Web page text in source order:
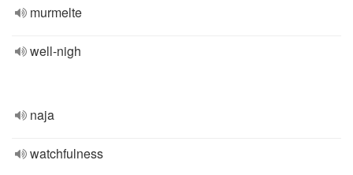
murmelte
well-nigh
naja
watchfulness